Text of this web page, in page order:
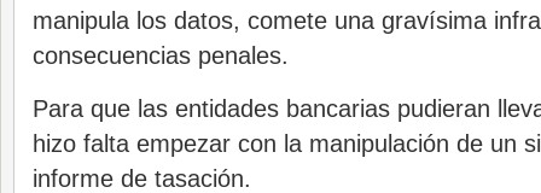
manipula los datos, comete una gravísima
consecuencias penales.
Para que las entidades bancarias pudieran
hizo falta empezar con la manipulación de un
informe de tasación.